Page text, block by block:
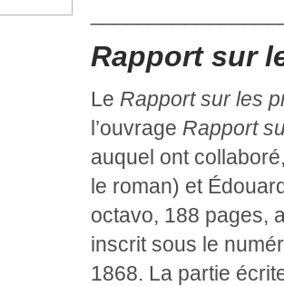
Rapport sur
Le Rapport sur les
l’ouvrage Rapport
auquel ont
le roman) et
octavo, 188 pages,
inscrit sous le
1868. La partie